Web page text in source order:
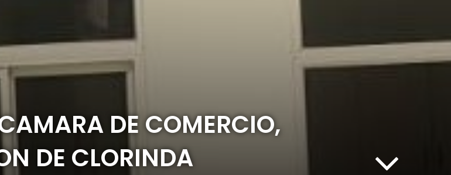
DE COMERCIO,
DE CLORINDA